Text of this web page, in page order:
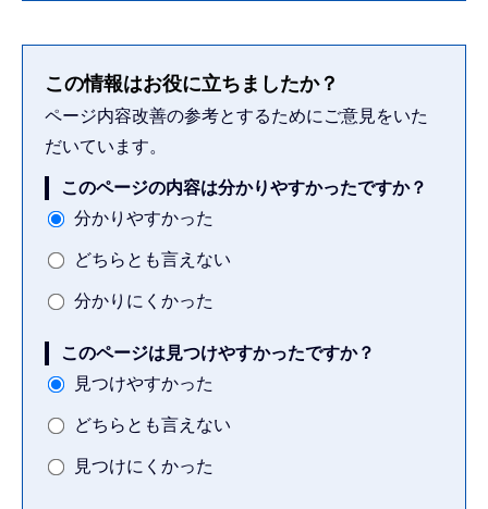
この情報はお役に立ちましたか？
ページ内容改善の参考とするためにご意見をいた
だいています。
このページの内容は分かりやすかったですか？
分かりやすかった
どちらとも言えない
分かりにくかった
このページは見つけやすかったですか？
見つけやすかった
どちらとも言えない
見つけにくかった